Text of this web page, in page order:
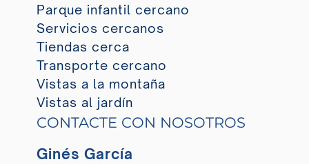
Parque infantil cercano
Servicios cercanos
Tiendas cerca
Transporte cercano
Vistas a la montaña
Vistas al jardín
CONTACTE CON NOSOTROS
Ginés García